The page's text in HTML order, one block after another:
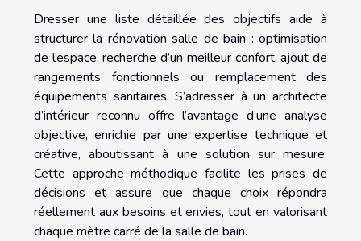
Dresser une liste détaillée des objectifs aide à
structurer la rénovation salle de bain : optimisation
de l’espace, recherche d’un meilleur confort, ajout de
rangements fonctionnels ou remplacement des
équipements sanitaires. S’adresser à un architecte
d’intérieur reconnu offre l’avantage d’une analyse
objective, enrichie par une expertise technique et
créative, aboutissant à une solution sur mesure.
Cette approche méthodique facilite les prises de
décisions et assure que chaque choix répondra
réellement aux besoins et envies, tout en valorisant
chaque mètre carré de la salle de bain.